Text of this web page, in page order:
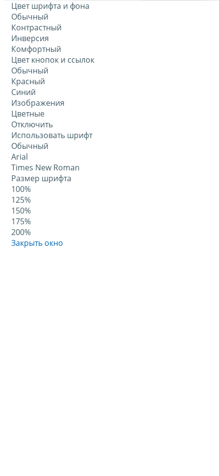
Цвет шрифта и фона
Обычный
Контрастный
Инверсия
Комфортный
Цвет кнопок и ссылок
Обычный
Красный
Синий
Изображения
Цветные
Отключить
Использовать шрифт
Обычный
Arial
Times New Roman
Размер шрифта
100%
125%
150%
175%
200%
Закрыть окно